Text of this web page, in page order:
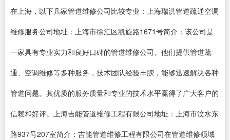
在上海，以下几家管道维修公司比较专业：上海瑞洪管道疏通空调
维修服务公司地址：上海市徐汇区凯旋路1671号简介：该公司是
一家具有专业实力和良好口碑的管道维修公司。他们提供管道疏
通、空调维修等多种服务，技术团队经验丰腴，能够迅速解决各种
管道问题。其优质的服务质量和专业的技术水平赢得了广大客户的
信赖和好评。上海吉能管道维修工程有限公司地址：上海市汶水东
路937号207室简介：吉能管道维修工程有限公司在管道维修领域